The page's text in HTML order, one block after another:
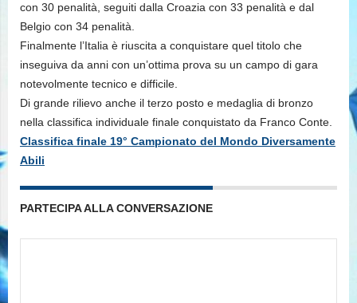
con 30 penalità, seguiti dalla Croazia con 33 penalità e dal
Belgio con 34 penalità.
Finalmente l’Italia è riuscita a conquistare quel titolo che
inseguiva da anni con un’ottima prova su un campo di gara
notevolmente tecnico e difficile.
Di grande rilievo anche il terzo posto e medaglia di bronzo
nella classifica individuale finale conquistato da Franco Conte.
Classifica finale 19° Campionato del Mondo Diversamente
Abili
PARTECIPA ALLA CONVERSAZIONE